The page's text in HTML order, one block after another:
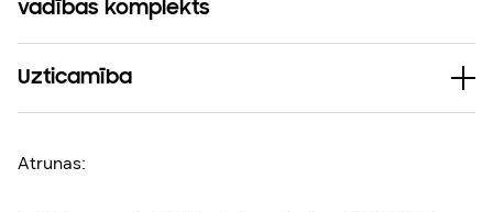
vadības komplekts
Uzticamība
Atrunas: